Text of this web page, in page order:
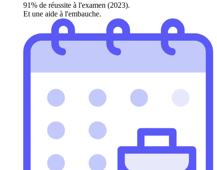
91% de réussite à l'examen (2023).
Et une aide à l'embauche.